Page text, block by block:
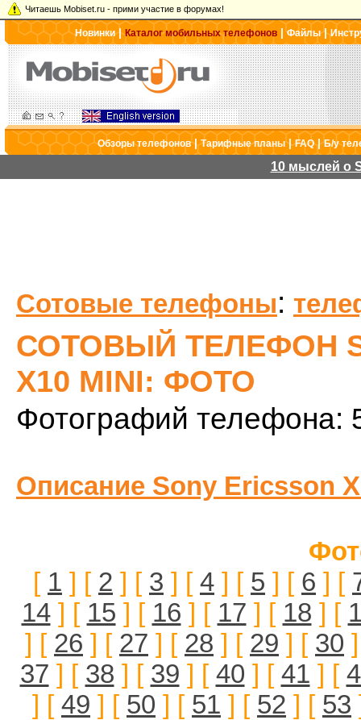
Читаешь Mobiset.ru - прими участие в форумах!
Новинки|Каталог мобильных телефонов |Файлы|
Обзоры телефонов|Тарифные планы|FAQ|Б/у
10 мыслей о
Сотовые телефоны:
СОТОВЫЙ ТЕЛЕФОН
X10 MINI: ФОТО
Фотографий телефона:
Описание Sony Ericsson
[ 1 ] [ 2 ] [ 3 ] [ 4 ] [ 5 ] [ 6 ] [
14] [ 15 ] [ 16 ] [ 17 ] [ 18 ] [
] [ 26 ] [ 27 ] [ 28 ] [ 29 ] [ 30
37 ] [ 38 ] [ 39 ] [ 40 ] [ 41 ] [
] [ 49 ] [ 50 ] [ 51 ] [ 52 ] [ 53